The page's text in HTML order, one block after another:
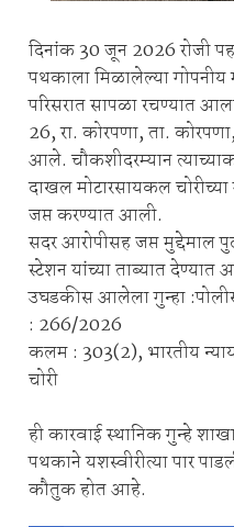
दिनांक 30 जून 2026 रोजी
पथकाला मिळालेल्या गोपनीय
परिसरात सापळा रचण्यात
26, रा. कोरपणा, ता.
आले. चौकशीदरम्यान
दाखल मोटारसायकल
जप्त करण्यात आली.
सदर आरोपीसह जप्त मुद्देमाल
स्टेशन यांच्या ताब्यात
उघडकीस आलेला गुन्हा
: 266/2026
कलम : 303(2), भारतीय
चोरी
ही कारवाई स्थानिक गुन्हे
पथकाने यशस्वीरीत्या पार
कौतुक होत आहे.